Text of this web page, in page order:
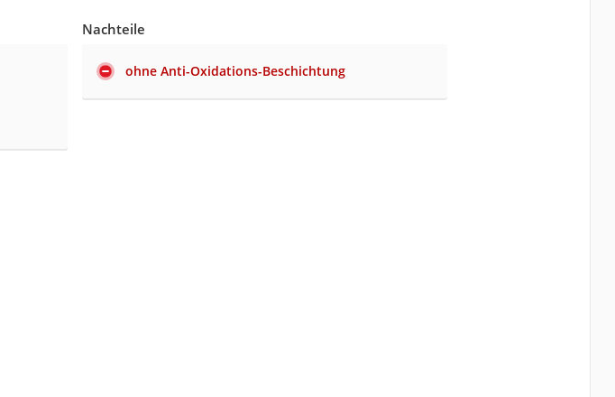
Nachteile
ohne Anti-Oxidations-Beschichtung